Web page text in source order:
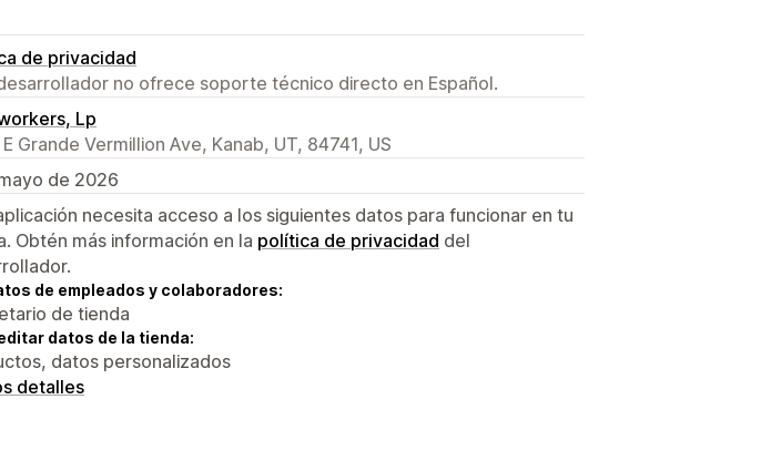
de privacidad
no ofrece soporte técnico directo en Español.
Lp
Grande Vermillion Ave, Kanab, UT, 84741, US
de 2026
necesita acceso a los siguientes datos para funcionar en tu
Obtén más información en la política de privacidad del
de empleados y colaboradores:
de tienda
datos de la tienda:
datos personalizados
detalles